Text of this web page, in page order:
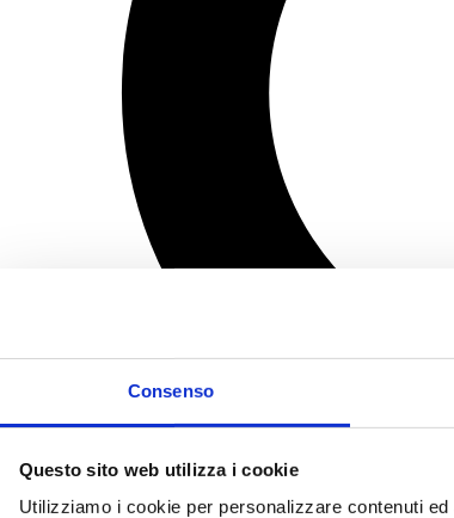
Consenso
Questo sito web utilizza i cookie
Utilizziamo i cookie per personalizzare contenuti